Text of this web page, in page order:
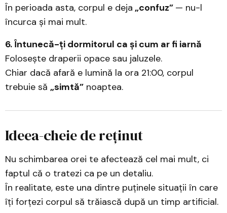
În perioada asta, corpul e deja „confuz” — nu-l
încurca și mai mult.
6. Întunecă-ți dormitorul ca și cum ar fi iarnă
Folosește draperii opace sau jaluzele.
Chiar dacă afară e lumină la ora 21:00, corpul
trebuie să „simtă” noaptea.
Ideea-cheie de reținut
Nu schimbarea orei te afectează cel mai mult, ci
faptul că o tratezi ca pe un detaliu.
În realitate, este una dintre puținele situații în care
îți forțezi corpul să trăiască după un timp artificial.